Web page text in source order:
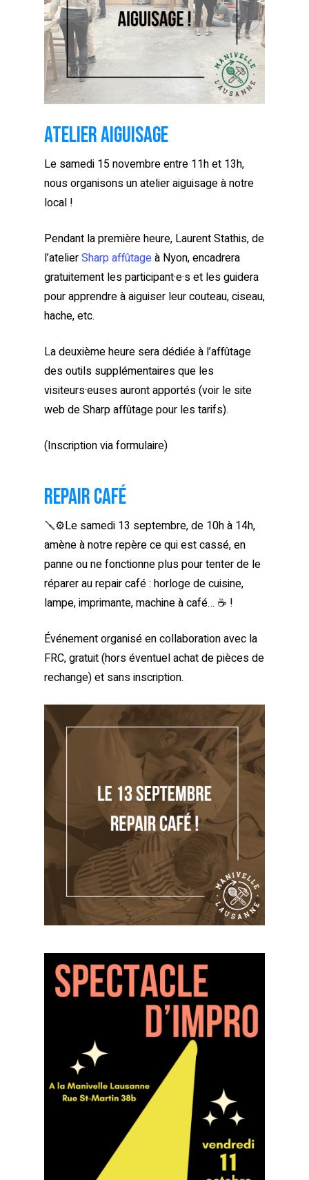
Atelier aiguisage
Le samedi 15 novembre entre 11h et 13h,
nous organisons un atelier aiguisage à notre
local !
Pendant la première heure, Laurent Stathis, de
l’atelierSharp affûtageà Nyon, encadrera
gratuitement les participant·e·s et les guidera
pour apprendre à aiguiser leur couteau, ciseau,
hache, etc.
La deuxième heure sera dédiée à l’affûtage
des outils supplémentaires que les
visiteurs·euses auront apportés (voir le site
web de Sharp affûtage pour les tarifs).
(Inscription via formulaire)
Repair café
🪛⚙️Le samedi 13 septembre, de 10h à 14h,
amène à notre repère ce qui est cassé, en
panne ou ne fonctionne plus pour tenter de le
réparer au repair café : horloge de cuisine,
lampe, imprimante, machine à café… ☕ !
Événement organisé en collaboration avec la
FRC, gratuit (hors éventuel achat de pièces de
rechange) et sans inscription.